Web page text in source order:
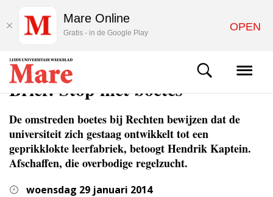
COLUMNS & OPINIE
Brief: Stop met boetes
De omstreden boetes bij Rechten bewijzen dat de
universiteit zich gestaag ontwikkelt tot een
geprikklokte leerfabriek, betoogt Hendrik Kaptein.
Afschaffen, die overbodige regelzucht.
woensdag 29 januari 2014
Mare Online
Gratis - in de Google Play OPEN